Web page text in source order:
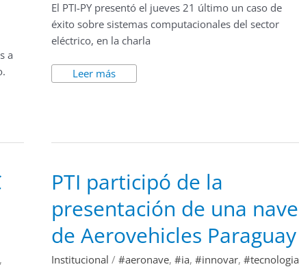
a
El PTI-PY presentó el jueves 21 último un caso de
éxito sobre sistemas computacionales del sector
eléctrico, en la charla
Leer más
,
PTI participó de la
presentación de una nave
de Aerovehicles Paraguay
Institucional / #aeronave, #ia, #innovar, #tecnologia
PTI
participó
de
la
presentación
una
nave
de
Aerovehicles